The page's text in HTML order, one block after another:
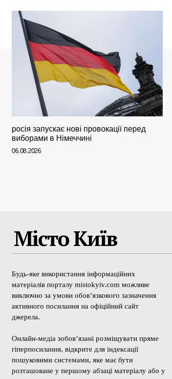
росія запускає нові провокації перед
виборами в Німеччині
06.08.2026
Місто Київ
Будь-яке використання інформаційних
матеріалів порталу mistokyiv.com можливе
виключно за умови обов’язкового зазначення
активного посилання на офіційний сайт
джерела.
Онлайн-медіа зобов’язані розміщувати пряме
гіперпосилання, відкрите для індексації
пошуковими системами, яке має бути
розташоване у першому абзаці матеріалу або у